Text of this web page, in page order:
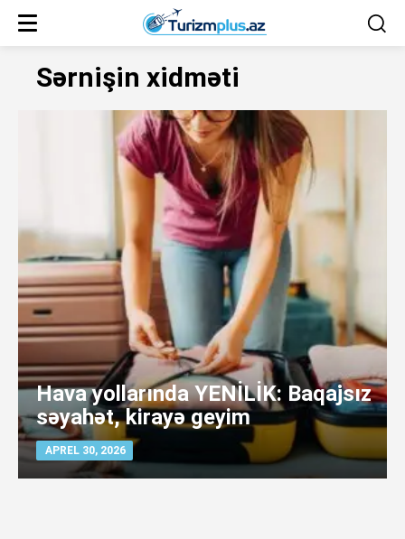
Sərnişin xidməti
Hava yollarında YENİLİK: Baqajsız
səyahət, kirayə geyim
APREL 30, 2026